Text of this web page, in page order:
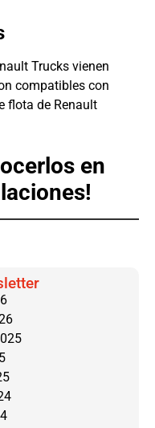
Trucks vienen
compatibles con
flota de Renault
en